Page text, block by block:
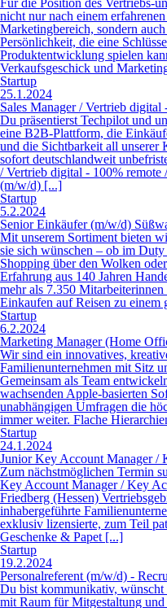
Für die Position des Vertriebs-
nicht nur nach einem
Marketingbereich, sondern
Persönlichkeit, die eine
Produktentwicklung spielen
Verkaufsgeschick und
Startup
25.1.2024
Sales Manager / Vertrieb digital
Du präsentierst Techpilot und
eine B2B-Plattform, die
und die Sichtbarkeit all unserer
sofort deutschlandweit
/ Vertrieb digital - 100%
(m/w/d) [...]
Startup
5.2.2024
Senior Einkäufer (m/w/d)
Mit unserem Sortiment bieten
sie sich wünschen – ob im
Shopping über den Wolken
Erfahrung aus 140 Jahren
mehr als 7.350
Einkaufen auf Reisen zu einem
Startup
6.2.2024
Marketing Manager (Home
Wir sind ein innovatives,
Familienunternehmen mit Sitz
Gemeinsam als Team
wachsenden Apple-basierten
unabhängigen Umfragen die
immer weiter. Flache
Startup
24.1.2024
Junior Key Account Manager /
Zum nächstmöglichen Termin
Key Account Manager / Key
Friedberg (Hessen)
inhabergeführte
exklusiv lizensierte, zum Teil
Geschenke & Papet [...]
Startup
19.2.2024
Personalreferent (m/w/d) -
Du bist kommunikativ,
mit Raum für Mitgestaltung